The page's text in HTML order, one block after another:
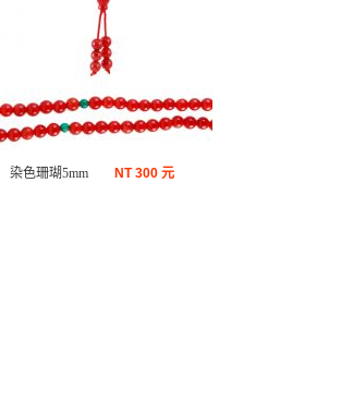
染色珊瑚5mm NT300 元